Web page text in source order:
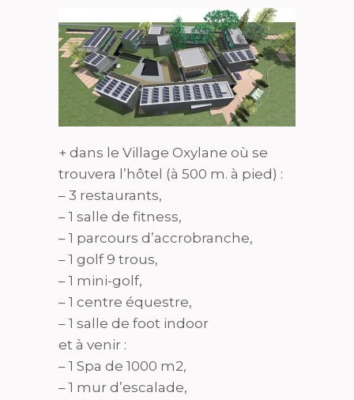
+ dans le Village Oxylane où se
trouvera l’hôtel (à 500 m. à pied) :
– 3 restaurants,
– 1 salle de fitness,
– 1 parcours d’accrobranche,
– 1 golf 9 trous,
– 1 mini-golf,
– 1 centre équestre,
– 1 salle de foot indoor
et à venir :
– 1 Spa de 1000 m2,
– 1 mur d’escalade,